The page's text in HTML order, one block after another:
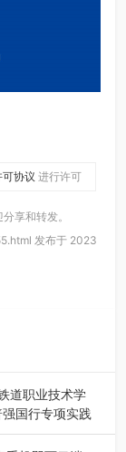
协议 进行许可
享和转发。
发布于 2023
道职业技术学
国行专项实践
暑期社会实